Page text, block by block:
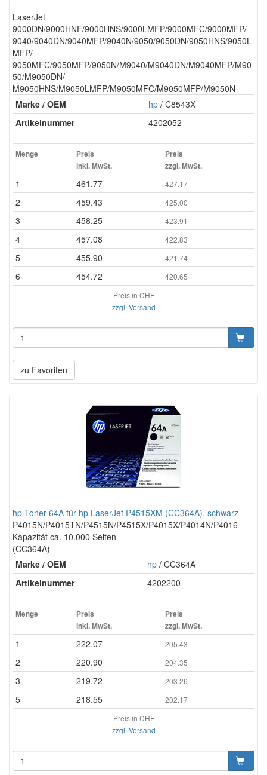
LaserJet
9000DN/9000HNF/9000HNS/9000LMFP/9000MFC/9000MFP/
9040/9040DN/9040MFP/9040N/9050/9050DN/9050HNS/9050L
MFP/
9050MFC/9050MFP/9050N/M9040/M9040DN/M9040MFP/M90
50/M9050DN/
M9050HNS/M9050LMFP/M9050MFC/M9050MFP/M9050N
Marke / OEM
hp / C8543X
Artikelnummer
4202052
Menge
Preis
inkl. MwSt.
Preis
zzgl. MwSt.
1 461.77 427.17
2 459.43 425.00
3 458.25 423.91
4 457.08 422.83
5 455.90 421.74
6 454.72
420.65
Preis in CHF
zzgl. Versand
zu Favoriten
hp Toner 64A für hp LaserJet P4515XM (CC364A), schwarz
P4015N/P4015TN/P4515N/P4515X/P4015X/P4014N/P4016
Kapazität ca. 10.000 Seiten
(CC364A)
Marke / OEM
hp / CC364A
Artikelnummer
4202200
Menge
Preis
inkl. MwSt.
Preis
zzgl. MwSt.
1 222.07 205.43
2 220.90 204.35
3 219.72 203.26
5 218.55
202.17
Preis in CHF
zzgl. Versand